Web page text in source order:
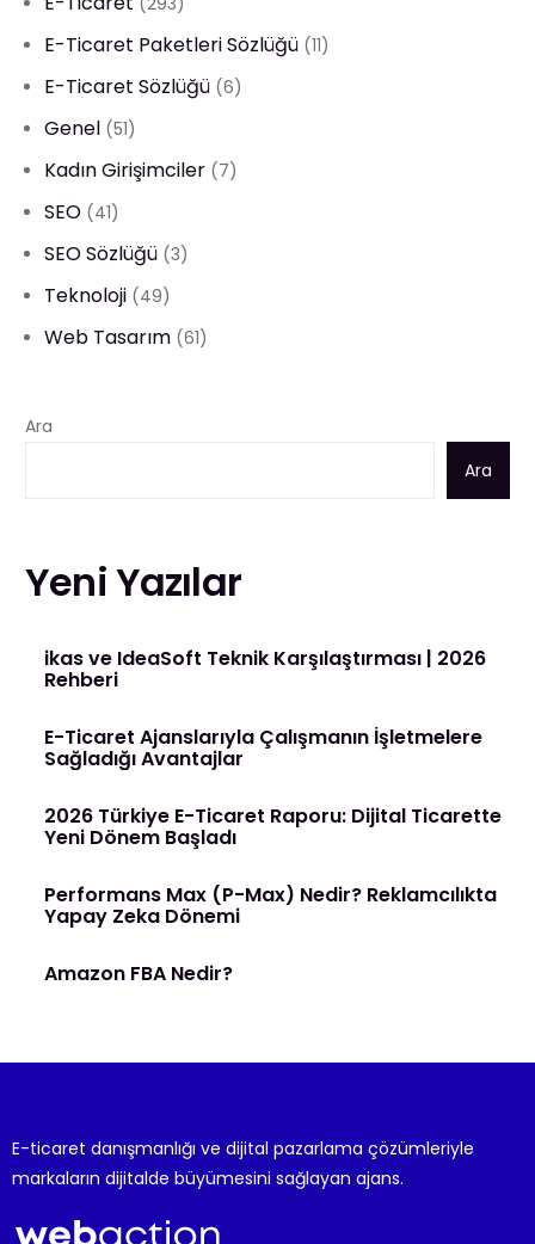
E-Ticaret Paketleri Sözlüğü (11)
E-Ticaret Sözlüğü (6)
Genel (51)
Kadın Girişimciler (7)
SEO (41)
SEO Sözlüğü (3)
Teknoloji (49)
Web Tasarım (61)
Ara
Ara
Yeni Yazılar
ikas ve IdeaSoft Teknik Karşılaştırması | 2026
Rehberi
E-Ticaret Ajanslarıyla Çalışmanın İşletmelere
Sağladığı Avantajlar
2026 Türkiye E-Ticaret Raporu: Dijital Ticarette
Yeni Dönem Başladı
Performans Max (P-Max) Nedir? Reklamcılıkta
Yapay Zeka Dönemi
Amazon FBA Nedir?
E-ticaret danışmanlığı ve dijital pazarlama çözümleriyle
markaların dijitalde büyümesini sağlayan ajans.